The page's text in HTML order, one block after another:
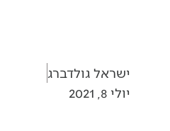
ישראל גולדברג
יולי 8, 2021